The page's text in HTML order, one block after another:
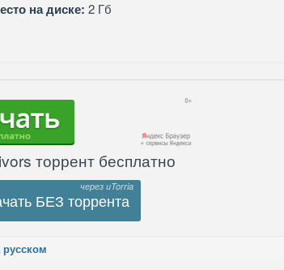
на диске: 2 Гб
торрент бесплатно
БЕЗ торрента
русском